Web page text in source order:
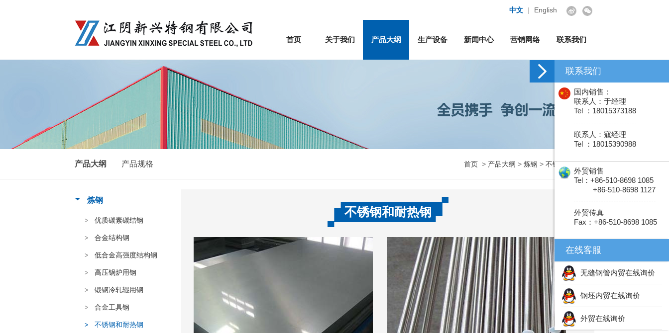
中文 | English
首页 关于我们 产品大纲 生产设备 新闻中心 营销网络 联系我们
产品大纲 产品规格 首页 > 产品大纲 > 炼钢 > 不锈钢和耐热钢
炼钢
优质碳素碳结钢
合金结构钢
低合金高强度结构钢
高压锅炉用钢
锻钢冷轧辊用钢
合金工具钢
不锈钢和耐热钢
不锈钢和耐热钢
联系我们
国内销售：
联系人：于经理
Tel ：18015373188
联系人：寇经理
Tel ：18015390988
外贸销售
Tel：+86-510-8698 1085
+86-510-8698 1127
外贸传真
Fax：+86-510-8698 1085
在线客服
无缝钢管内贸在线询价
钢坯内贸在线询价
外贸在线询价